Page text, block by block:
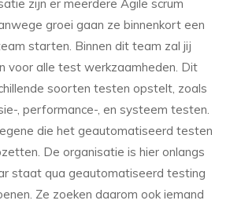
zijn er meerdere Agile scrum
groei gaan ze binnenkort een
starten. Binnen dit team zal jij
voor alle test werkzaamheden. Dit
soorten testen opstelt, zoals
, performance-, en systeem testen.
die het geautomatiseerd testen
De organisatie is hier onlangs
staat qua geautomatiseerd testing
Ze zoeken daarom ook iemand